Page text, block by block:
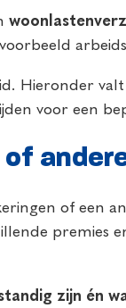
Hieronder
voor een
of een
premies
zijn én